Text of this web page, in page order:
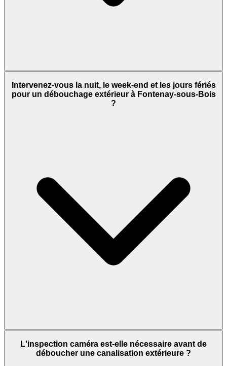
Intervenez-vous la nuit, le week-end et les jours fériés
pour un débouchage extérieur à Fontenay-sous-Bois
?
L'inspection caméra est-elle nécessaire avant de
déboucher une canalisation extérieure ?